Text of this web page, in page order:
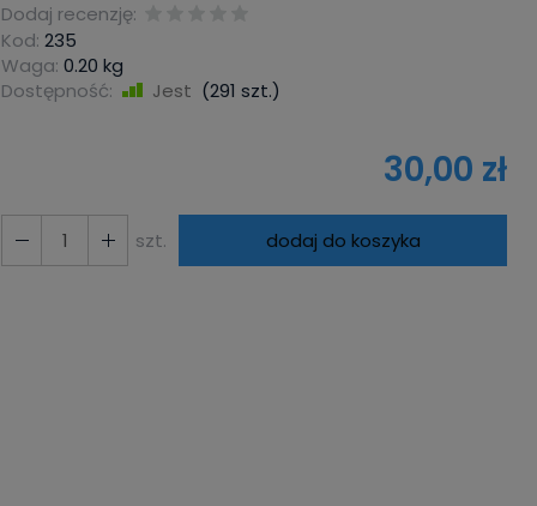
Dodaj recenzję:
Kod: 235
Waga: 0.20 kg
Dostępność:
Jest (291 szt.)
30,00 zł
szt. dodaj do koszyka